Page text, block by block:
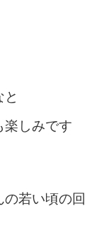
楽しみです
若い頃の回